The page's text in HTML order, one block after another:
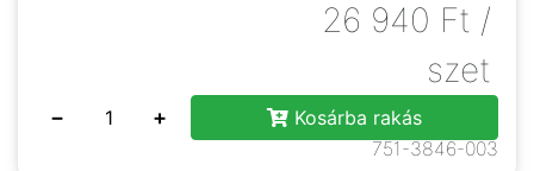
26 940 Ft /
szet
− +
Kosárba rakás
751-3846-003